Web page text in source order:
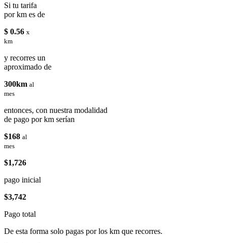
Si tu tarifa
por km es de
$ 0.56 x
km
y recorres un
aproximado de
300km al
mes
entonces, con nuestra modalidad
de pago por km serían
$168 al
mes
$1,726
pago inicial
$3,742
Pago total
De esta forma solo pagas por los km que recorres.